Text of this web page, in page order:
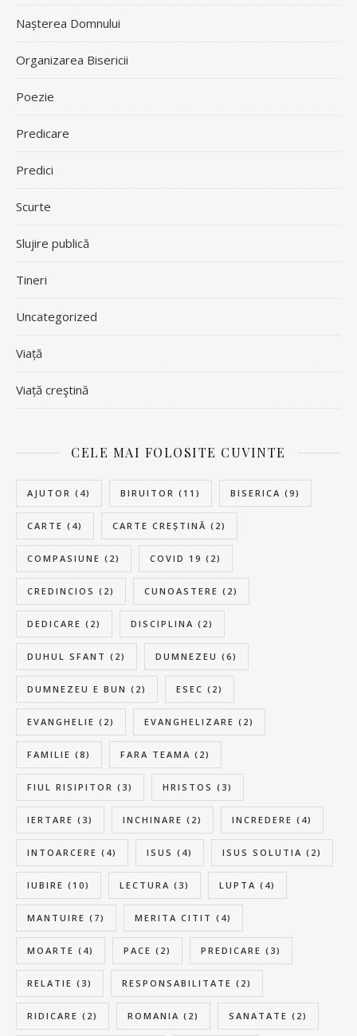
Nașterea Domnului
Organizarea Bisericii
Poezie
Predicare
Predici
Scurte
Slujire publică
Tineri
Uncategorized
Viață
Viață creştină
CELE MAI FOLOSITE CUVINTE
AJUTOR (4) BIRUITOR (11) BISERICA (9)
CARTE (4) CARTE CREȘTINĂ (2)
COMPASIUNE (2) COVID 19 (2)
CREDINCIOS (2) CUNOASTERE (2)
DEDICARE (2) DISCIPLINA (2)
DUHUL SFANT (2) DUMNEZEU (6)
DUMNEZEU E BUN (2) ESEC (2)
EVANGHELIE (2) EVANGHELIZARE (2)
FAMILIE (8) FARA TEAMA (2)
FIUL RISIPITOR (3) HRISTOS (3)
IERTARE (3) INCHINARE (2) INCREDERE (4)
INTOARCERE (4) ISUS (4) ISUS SOLUTIA (2)
IUBIRE (10) LECTURA (3) LUPTA (4)
MANTUIRE (7) MERITA CITIT (4)
MOARTE (4) PACE (2) PREDICARE (3)
RELATIE (3) RESPONSABILITATE (2)
RIDICARE (2) ROMANIA (2) SANATATE (2)